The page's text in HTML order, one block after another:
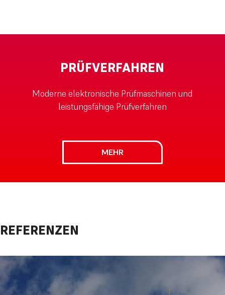
PRÜFVERFAHREN
Moderne elektronische Prüfmaschinen und
leistungsfähige Prüfverfahren
MEHR
REFERENZEN